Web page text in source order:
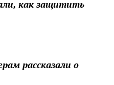
как защитить
рассказали о